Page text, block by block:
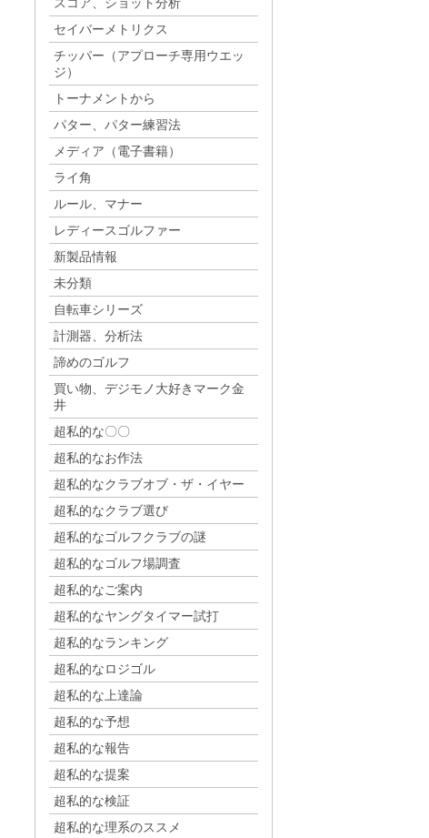
セイバーメトリクス
チッパー（アプローチ専用ウエッ
ジ）
トーナメントから
パター、パター練習法
メディア（電子書籍）
ライ角
ルール、マナー
レディースゴルファー
新製品情報
未分類
自転車シリーズ
計測器、分析法
諦めのゴルフ
買い物、デジモノ大好きマーク金
井
超私的な〇〇
超私的なお作法
超私的なクラブオブ・ザ・イヤー
超私的なクラブ選び
超私的なゴルフクラブの謎
超私的なゴルフ場調査
超私的なご案内
超私的なヤングタイマー試打
超私的なランキング
超私的なロジゴル
超私的な上達論
超私的な予想
超私的な報告
超私的な提案
超私的な検証
超私的な理系のススメ